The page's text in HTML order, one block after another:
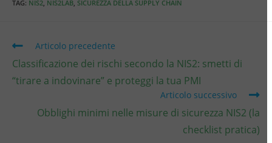
TAG: NIS2, NIS2LAB, SICUREZZA DELLA SUPPLY CHAIN
Articolo precedente
Classificazione dei rischi secondo la NIS2: smetti di
“tirare a indovinare” e proteggi la tua PMI
Articolo successivo
Obblighi minimi nelle misure di sicurezza NIS2 (la
checklist pratica)